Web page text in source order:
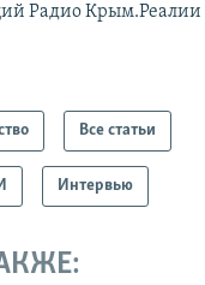
Радио Крым.Реалии
Все статьи
Интервью